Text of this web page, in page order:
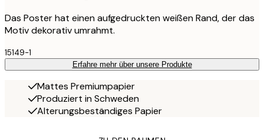
Das Poster hat einen aufgedruckten weißen Rand, der das
Motiv dekorativ umrahmt.
15149-1
Erfahre mehr über unsere Produkte
Mattes Premiumpapier
Produziert in Schweden
Alterungsbeständiges Papier